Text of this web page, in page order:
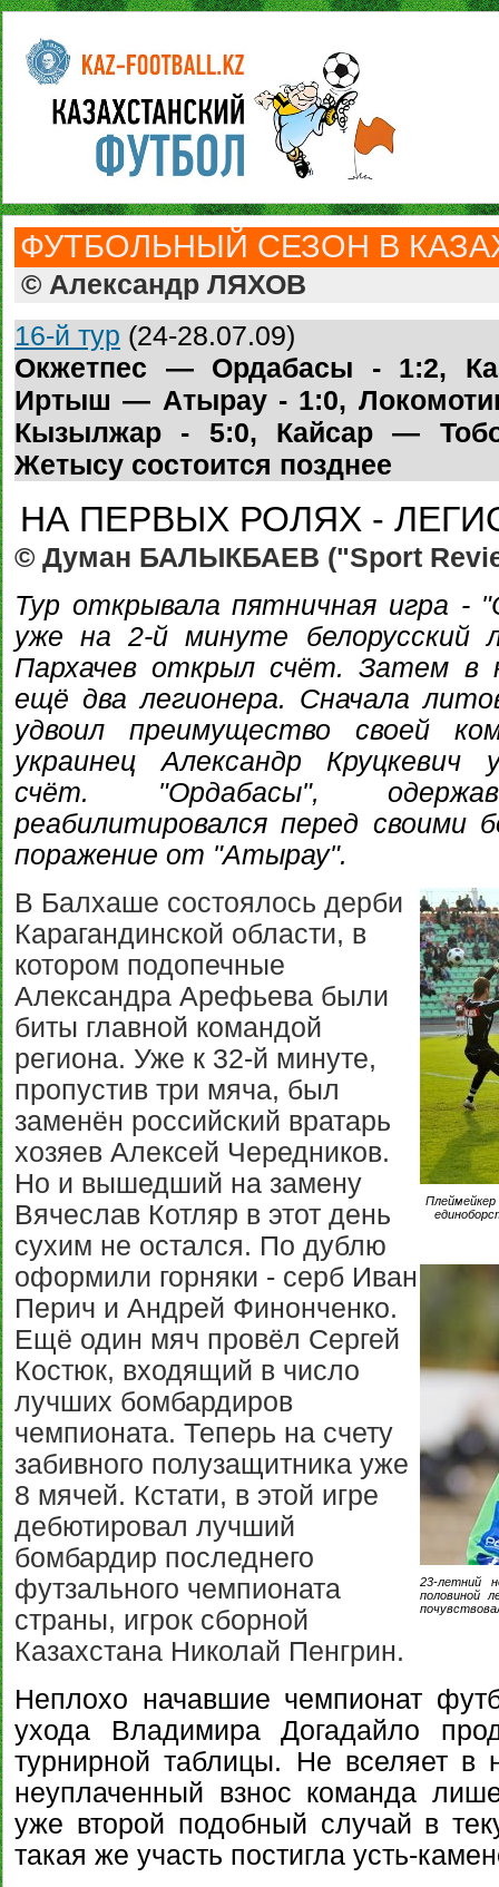
ФУТБОЛЬНЫЙ СЕЗОН В
© Александр ЛЯХОВ
16-й тур (24-28.07.09)
Окжетпес — Ордабасы - 1:2,
Иртыш — Атырау - 1:0,
Кызылжар - 5:0, Кайсар —
Жетысу состоится позднее
НА ПЕРВЫХ РОЛЯХ -
© Думан БАЛЫКБАЕВ ("Sport
Тур открывала пятничная игра -
уже на 2-й минуте белорусский
Пархачев открыл счёт. Затем в
ещё два легионера. Сначала
удвоил преимущество своей
украинец Александр Круцкевич
счёт. "Ордабасы",
реабилитировался перед своими
поражение от "Атырау".
23-летний
половиной
В Балхаше состоялось дерби
Карагандинской области, в
котором подопечные
Александра Арефьева были
биты главной командой
региона. Уже к 32-й минуте,
пропустив три мяча, был
заменён российский вратарь
хозяев Алексей Чередников.
Но и вышедший на замену
Вячеслав Котляр в этот день
сухим не остался. По дублю
оформили горняки - серб Иван
Перич и Андрей Финонченко.
Ещё один мяч провёл Сергей
Костюк, входящий в число
лучших бомбардиров
чемпионата. Теперь на счету
забивного полузащитника уже
8 мячей. Кстати, в этой игре
дебютировал лучший
бомбардир последнего
футзального чемпионата
страны, игрок сборной
Казахстана Николай Пенгрин.
Неплохо начавшие чемпионат
ухода Владимира Догадайло
турнирной таблицы. Не вселяет в
неуплаченный взнос команда
уже второй подобный случай в
такая же участь постигла усть-